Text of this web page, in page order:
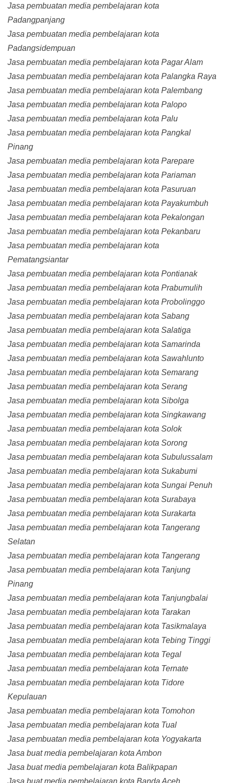
Jasa pembuatan media pembelajaran kota
Padangpanjang
Jasa pembuatan media pembelajaran kota
Padangsidempuan
Jasa pembuatan media pembelajaran kota Pagar Alam
Jasa pembuatan media pembelajaran kota Palangka Raya
Jasa pembuatan media pembelajaran kota Palembang
Jasa pembuatan media pembelajaran kota Palopo
Jasa pembuatan media pembelajaran kota Palu
Jasa pembuatan media pembelajaran kota Pangkal
Pinang
Jasa pembuatan media pembelajaran kota Parepare
Jasa pembuatan media pembelajaran kota Pariaman
Jasa pembuatan media pembelajaran kota Pasuruan
Jasa pembuatan media pembelajaran kota Payakumbuh
Jasa pembuatan media pembelajaran kota Pekalongan
Jasa pembuatan media pembelajaran kota Pekanbaru
Jasa pembuatan media pembelajaran kota
Pematangsiantar
Jasa pembuatan media pembelajaran kota Pontianak
Jasa pembuatan media pembelajaran kota Prabumulih
Jasa pembuatan media pembelajaran kota Probolinggo
Jasa pembuatan media pembelajaran kota Sabang
Jasa pembuatan media pembelajaran kota Salatiga
Jasa pembuatan media pembelajaran kota Samarinda
Jasa pembuatan media pembelajaran kota Sawahlunto
Jasa pembuatan media pembelajaran kota Semarang
Jasa pembuatan media pembelajaran kota Serang
Jasa pembuatan media pembelajaran kota Sibolga
Jasa pembuatan media pembelajaran kota Singkawang
Jasa pembuatan media pembelajaran kota Solok
Jasa pembuatan media pembelajaran kota Sorong
Jasa pembuatan media pembelajaran kota Subulussalam
Jasa pembuatan media pembelajaran kota Sukabumi
Jasa pembuatan media pembelajaran kota Sungai Penuh
Jasa pembuatan media pembelajaran kota Surabaya
Jasa pembuatan media pembelajaran kota Surakarta
Jasa pembuatan media pembelajaran kota Tangerang
Selatan
Jasa pembuatan media pembelajaran kota Tangerang
Jasa pembuatan media pembelajaran kota Tanjung
Pinang
Jasa pembuatan media pembelajaran kota Tanjungbalai
Jasa pembuatan media pembelajaran kota Tarakan
Jasa pembuatan media pembelajaran kota Tasikmalaya
Jasa pembuatan media pembelajaran kota Tebing Tinggi
Jasa pembuatan media pembelajaran kota Tegal
Jasa pembuatan media pembelajaran kota Ternate
Jasa pembuatan media pembelajaran kota Tidore
Kepulauan
Jasa pembuatan media pembelajaran kota Tomohon
Jasa pembuatan media pembelajaran kota Tual
Jasa pembuatan media pembelajaran kota Yogyakarta
Jasa buat media pembelajaran kota Ambon
Jasa buat media pembelajaran kota Balikpapan